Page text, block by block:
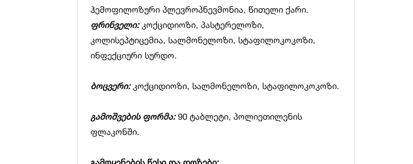
ჰემოფილოზური პლევროპნევმონია, წითელი ქარი.
ფრინველი:კოქციდიოზი, პასტერელოზი,
კოლისეპტიცემია, სალმონელოზი, სტაფილოკოკოზი,
ინფექციური სურდო.
ბოცვერი:კოქციდიოზი, სალმონელოზი, სტაფილოკოკოზი.
გამოშვების ფორმა:90 ტაბლეტი, პოლიეთილენის
ფლაკონში.